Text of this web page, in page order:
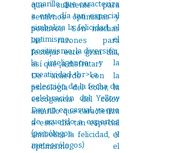
que suficiente para
sentirnos optimistas y
positivos. Son muchas
las razones para
festejar este gran día,
así que ¡a disfrutar!
De acuerdo con la
psicología del color, la
escogencia del color
amarillo que caracteriza
a este día tan especial
simboliza la felicidad, el
optimismo, el